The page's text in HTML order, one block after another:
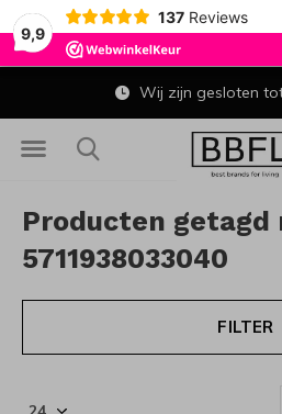
9,9
137 Reviews
Wij zijn gesloten
Producten getagd
5711938033040
FILTER